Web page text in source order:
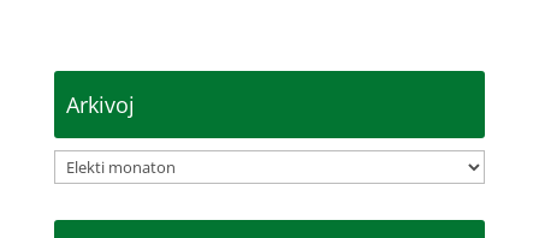
Arkivoj
Arkivoj